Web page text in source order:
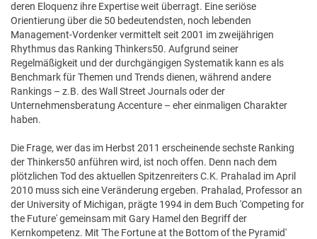
deren Eloquenz ihre Expertise weit überragt. Eine seriöse
Orientierung über die 50 bedeutendsten, noch lebenden
Management-Vordenker vermittelt seit 2001 im zweijährigen
Rhythmus das Ranking Thinkers50. Aufgrund seiner
Regelmäßigkeit und der durchgängigen Systematik kann es als
Benchmark für Themen und Trends dienen, während andere
Rankings – z.B. des Wall Street Journals oder der
Unternehmensberatung Accenture – eher einmaligen Charakter
haben.
Die Frage, wer das im Herbst 2011 erscheinende sechste Ranking
der Thinkers50 anführen wird, ist noch offen. Denn nach dem
plötzlichen Tod des aktuellen Spitzenreiters C.K. Prahalad im April
2010 muss sich eine Veränderung ergeben. Prahalad, Professor an
der University of Michigan, prägte 1994 in dem Buch 'Competing for
the Future' gemeinsam mit Gary Hamel den Begriff der
Kernkompetenz. Mit 'The Fortune at the Bottom of the Pyramid'